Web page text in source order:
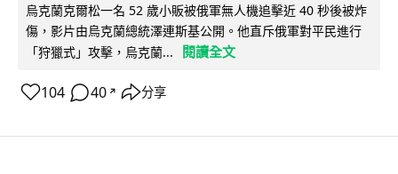
烏克蘭克爾松一名 52 歲小販被俄軍無人機追擊近 40 秒後被炸
傷，影片由烏克蘭總統澤連斯基公開。他直斥俄軍對平民進行
「狩獵式」攻擊，烏克蘭...
閱讀全文
104 40 ↗ 分享